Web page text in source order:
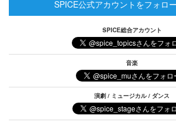
SPICE公式アカウントをフォロ
SPICE総合アカウント
音楽
演劇 / ミュージカル / ダンス